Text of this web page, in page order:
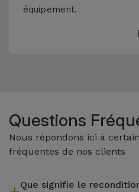
équipement.
Questions
Nous répondons ici à
fréquentes de nos clients
Que signifie le